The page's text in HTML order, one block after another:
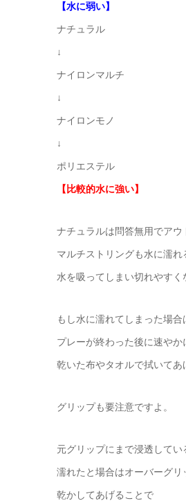
【水に弱い】
ナチュラル
↓
ナイロンマルチ
↓
ナイロンモノ
↓
ポリエステル
【比較的水に強い】
ナチュラルは問答無用でアウ
マルチストリングも水に濡れ
水を吸ってしまい切れやすく
もし水に濡れてしまった場合
プレーが終わった後に速やか
乾いた布やタオルで拭いてあ
グリップも要注意ですよ。
元グリップにまで浸透してい
濡れたと場合はオーバーグリ
乾かしてあげることで